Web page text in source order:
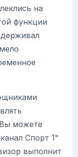
на
функции
можете
Спорт 1"
выполнит